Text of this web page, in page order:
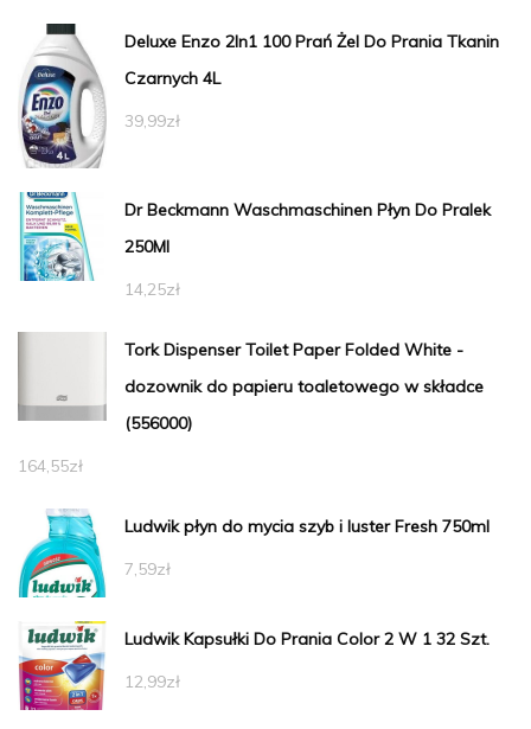
Deluxe Enzo 2In1 100 Prań Żel Do Prania Tkanin
Czarnych 4L
39,99zł
Dr Beckmann Waschmaschinen Płyn Do Pralek
250Ml
14,25zł
Tork Dispenser Toilet Paper Folded White -
dozownik do papieru toaletowego w składce
(556000)
164,55zł
Ludwik płyn do mycia szyb i luster Fresh 750ml
7,59zł
Ludwik Kapsułki Do Prania Color 2 W 1 32 Szt.
12,99zł